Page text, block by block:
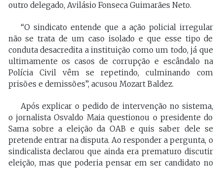
outro delegado, Avilásio Fonseca Guimarães Neto.
“O sindicato entende que a ação policial irregular
não se trata de um caso isolado e que esse tipo de
conduta desacredita a instituição como um todo, já que
ultimamente os casos de corrupção e escândalo na
Polícia Civil vêm se repetindo, culminando com
prisões e demissões”, acusou Mozart Baldez.
Após explicar o pedido de intervenção no sistema,
o jornalista Osvaldo Maia questionou o presidente do
Sama sobre a eleição da OAB e quis saber dele se
pretende entrar na disputa. Ao responder a pergunta, o
sindicalista declarou que ainda era prematuro discutir
eleição, mas que poderia pensar em ser candidato no